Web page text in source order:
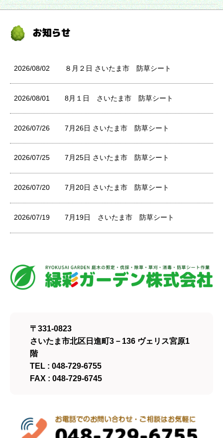
2026/08/02 ８月２日 さいたま市 防草シート
2026/08/01 8月１日 さいたま市 防草シート
2026/07/26 7月26日 さいたま市 防草シート
2026/07/25 7月25日 さいたま市 防草シート
2026/07/20 7月20日 さいたま市 防草シート
2026/07/19 7月19日 さいたま市 防草シート
〒331-0823
さいたま市北区日進町3－136 ヴェリス宮原1
階
TEL : 048-729-6755
FAX : 048-729-6745